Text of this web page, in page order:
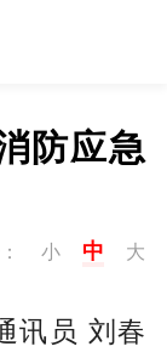
防应急
小 中 大
讯员 刘春